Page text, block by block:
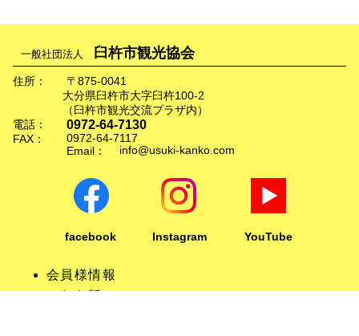
一般社団法人 臼杵市観光協会
住所：
〒875-0041
大分県臼杵市大字臼杵100-2
（臼杵市観光交流プラザ内）
電話：
0972-64-7130
FAX：
0972-64-7117
Email：
info@usuki-kanko.com
facebook Instagram YouTube
会員様情報
かわら版